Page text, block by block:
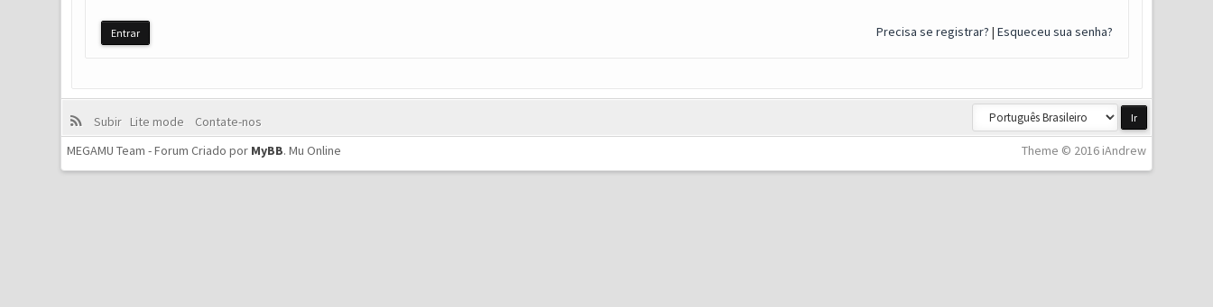
Precisa se registrar? | Esqueceu sua senha?
Subir Lite mode
Contate-nos
Theme © 2016 iAndrew
MEGAMU Team - Forum Criado por MyBB.Mu Online